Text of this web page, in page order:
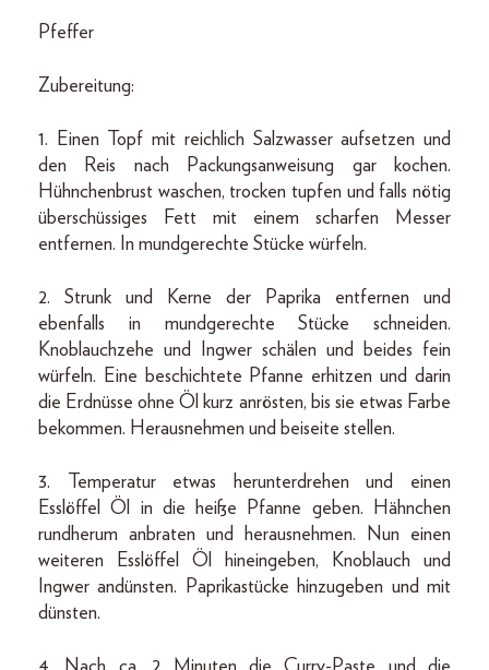
Pfeffer
Zubereitung:
1. Einen Topf mit reichlich Salzwasser aufsetzen und
den Reis nach Packungsanweisung gar kochen.
Hühnchenbrust waschen, trocken tupfen und falls nötig
überschüssiges Fett mit einem scharfen Messer
entfernen. In mundgerechte Stücke würfeln.
2. Strunk und Kerne der Paprika entfernen und
ebenfalls in mundgerechte Stücke schneiden.
Knoblauchzehe und Ingwer schälen und beides fein
würfeln. Eine beschichtete Pfanne erhitzen und darin
die Erdnüsse ohne Öl kurz anrösten, bis sie etwas Farbe
bekommen. Herausnehmen und beiseite stellen.
3. Temperatur etwas herunterdrehen und einen
Esslöffel Öl in die heiße Pfanne geben. Hähnchen
rundherum anbraten und herausnehmen. Nun einen
weiteren Esslöffel Öl hineingeben, Knoblauch und
Ingwer andünsten. Paprikastücke hinzugeben und mit
dünsten.